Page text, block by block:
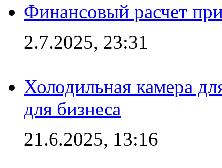
Финансовый расчет
2.7.2025, 23:31
Холодильная камера
для бизнеса
21.6.2025, 13:16